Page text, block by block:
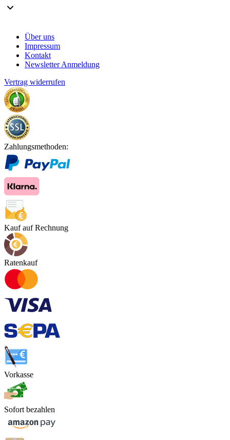
Über uns
Impressum
Kontakt
Newsletter Anmeldung
Vertrag widerrufen
Zahlungsmethoden:
Kauf auf Rechnung
Ratenkauf
Vorkasse
Sofort bezahlen